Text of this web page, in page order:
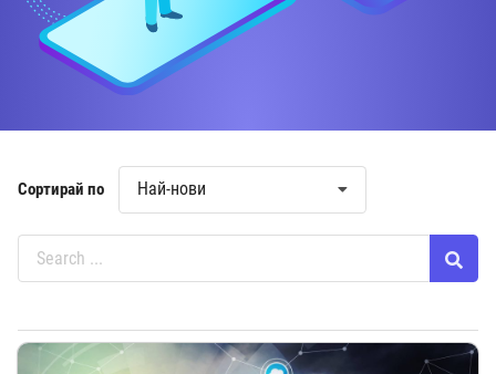
Сортирай по Най-нови